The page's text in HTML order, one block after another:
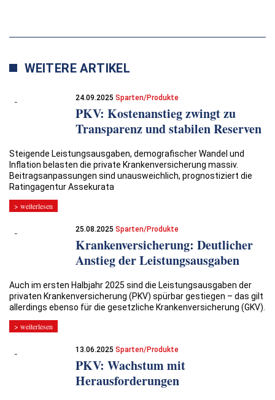
WEITERE ARTIKEL
24.09.2025Sparten/Produkte
PKV: Kostenanstieg zwingt zu
Transparenz und stabilen Reserven
Steigende Leistungsausgaben, demografischer Wandel und
Inflation belasten die private Krankenversicherung massiv.
Beitragsanpassungen sind unausweichlich, prognostiziert die
Ratingagentur Assekurata
> weiterlesen
25.08.2025Sparten/Produkte
Krankenversicherung: Deutlicher
Anstieg der Leistungsausgaben
Auch im ersten Halbjahr 2025 sind die Leistungsausgaben der
privaten Krankenversicherung (PKV) spürbar gestiegen – das gilt
allerdings ebenso für die gesetzliche Krankenversicherung (GKV).
> weiterlesen
13.06.2025Sparten/Produkte
PKV: Wachstum mit
Herausforderungen